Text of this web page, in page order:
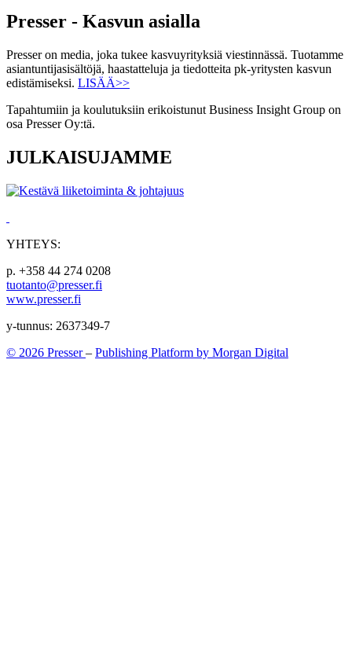
Presser - Kasvun asialla
Presser on media, joka tukee kasvuyrityksiä viestinnässä. Tuotamme
asiantuntijasisältöjä, haastatteluja ja tiedotteita pk-yritysten kasvun
edistämiseksi. LISÄÄ>>
Tapahtumiin ja koulutuksiin erikoistunut Business Insight Group on
osa Presser Oy:tä.
JULKAISUJAMME
YHTEYS:
p. +358 44 274 0208
tuotanto@presser.fi
www.presser.fi
y-tunnus: 2637349-7
© 2026 Presser– Publishing Platform by Morgan Digital